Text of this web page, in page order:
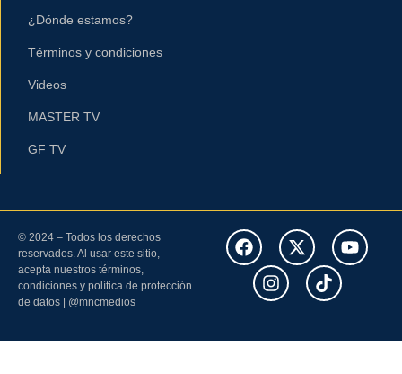
¿Dónde estamos?
Términos y condiciones
Videos
MASTER TV
GF TV
© 2024 – Todos los derechos
reservados. Al usar este sitio,
acepta nuestros términos,
condiciones y política de protección
de datos | @mncmedios